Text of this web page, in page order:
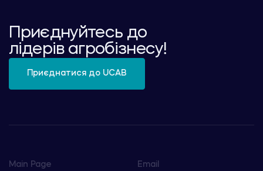
Приєднуйтесь до
лідерів агробізнесу!
Приєднатися до UCAB
Main Page Email